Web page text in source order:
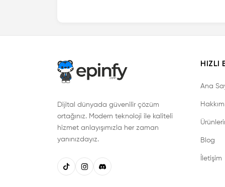
Dijital dünyada güvenilir çözüm
ortağınız. Modern teknoloji ile kaliteli
hizmet anlayışımızla her zaman
yanınızdayız.
HIZLI
Ana
Blog
İletişim